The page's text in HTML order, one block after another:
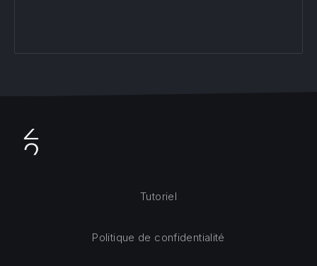
Tutoriel
Politique de confidentialité